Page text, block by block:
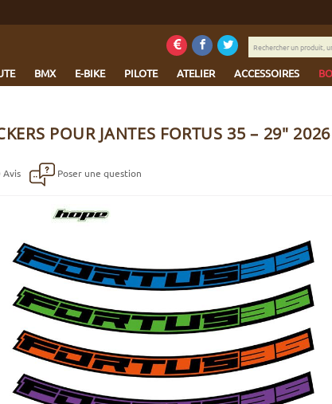
BMX E-BIKE PILOTE ATELIER ACCESSOIRES
Rechercher
un
une
marque...
POUR JANTES FORTUS 35 – 29" 2026
Avis Poser une question